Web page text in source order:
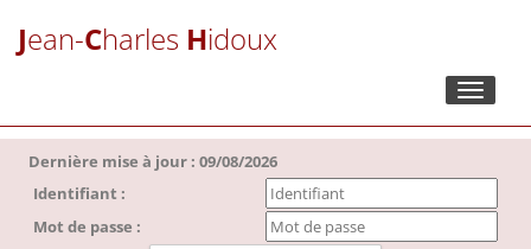
Jean-Charles Hidoux
Toggle
Dernière mise à jour : 09/08/2026
Identifiant :
Mot de passe :